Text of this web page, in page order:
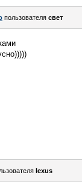
пользователя свет
lexus